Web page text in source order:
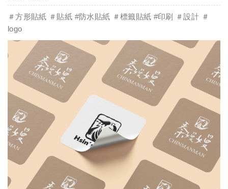
＃方形貼紙 ＃貼紙 #防水貼紙 ＃標籤貼紙 #印刷 ＃設計 ＃
logo